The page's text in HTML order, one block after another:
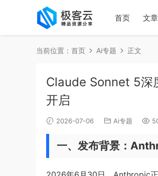
首页 文章
当前位置： 首页 Ai专题 正文
Claude Sonnet 5深
开启
2026-07-06 Ai专题
一、发布背景：